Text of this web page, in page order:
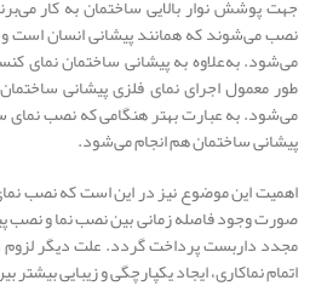
نصب می‌شوند که همانند پیشانی انسان است و
می‌شود. به‌علاوه به پیشانی ساختمان نمای
طور معمول اجرای نمای فلزی پیشانی
می‌شود. به عبارت بهتر هنگامی که نصب نمای
پیشانی ساختمان هم انجام می‌شود.
اهمیت این موضوع نیز در این است که نصب
صورت وجود فاصله زمانی بین نصب نما و نصب
مجدد داربست پرداخت گردد. علت دیگر لزوم
اتمام نماکاری، ایجاد یکپارچگی و زیبایی بیشتر